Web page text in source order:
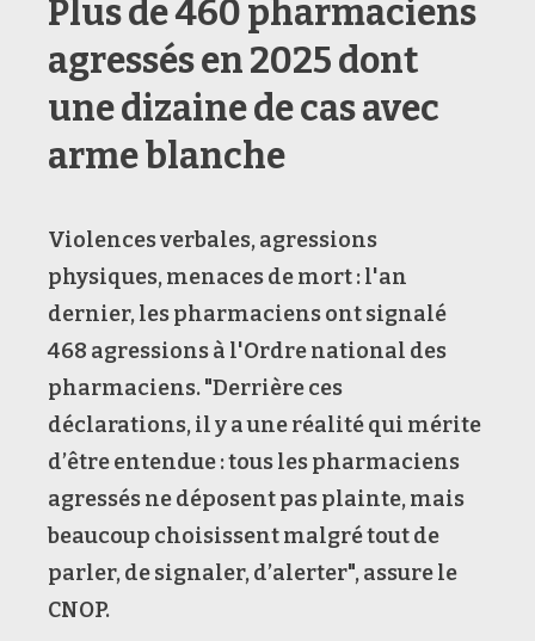
Plus de 460 pharmaciens
agressés en 2025 dont
une dizaine de cas avec
arme blanche
Violences verbales, agressions
physiques, menaces de mort : l'an
dernier, lespharmaciens ont signalé
468 agressions à l'Ordre national des
pharmaciens."Derrière ces
déclarations, il y a une réalité qui mérite
d’être entendue : tous les pharmaciens
agressés ne déposent pas plainte, mais
beaucoup choisissent malgré tout de
parler, de signaler, d’alerter", assure le
CNOP.